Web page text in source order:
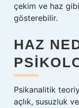
çekim ve haz
gösterebilir.
HAZ
Psikanalitik
açlık, susuzluk